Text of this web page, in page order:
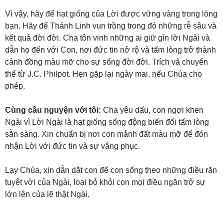
Vì vậy, hãy để hạt giống của Lời được vững vàng trong lòng
bạn. Hãy để Thánh Linh vun trồng trong đó những rễ sâu và
kết quả đời đời. Cha tôn vinh những ai giữ gìn lời Ngài và
dẫn họ đến với Con, nơi đức tin nở rộ và tấm lòng trở thành
cánh đồng màu mỡ cho sự sống đời đời. Trích và chuyển
thể từ J.C. Philpot. Hẹn gặp lại ngày mai, nếu Chúa cho
phép.
Cùng cầu nguyện với tôi: Cha yêu dấu, con ngợi khen
Ngài vì Lời Ngài là hạt giống sống động biến đổi tấm lòng
sẵn sàng. Xin chuẩn bị nơi con mảnh đất màu mỡ để đón
nhận Lời với đức tin và sự vâng phục.
Lạy Chúa, xin dẫn dắt con để con sống theo những điều răn
tuyệt vời của Ngài, loại bỏ khỏi con mọi điều ngăn trở sự
lớn lên của lẽ thật Ngài.